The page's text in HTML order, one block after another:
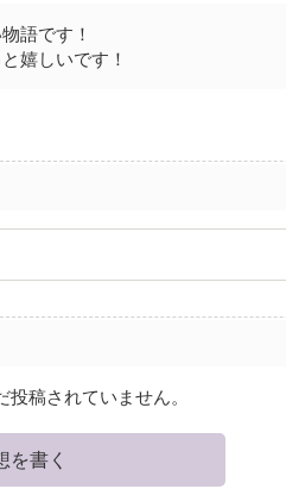
語です！
嬉しいです！
投稿されていません。
を書く